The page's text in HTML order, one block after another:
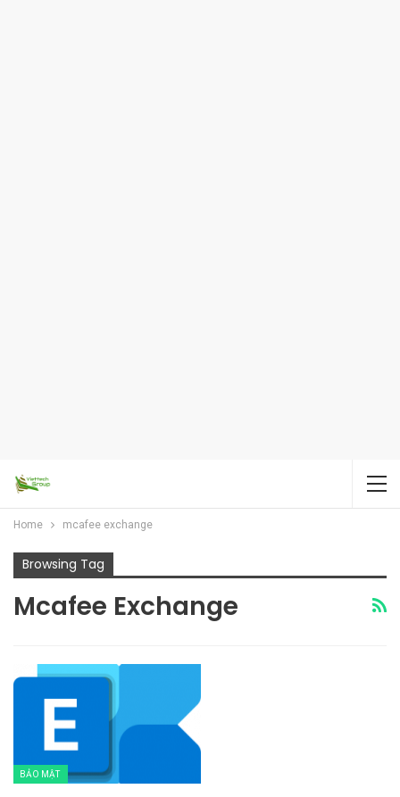
Home mcafee exchange
Browsing Tag
Mcafee Exchange
BẢO MẬT